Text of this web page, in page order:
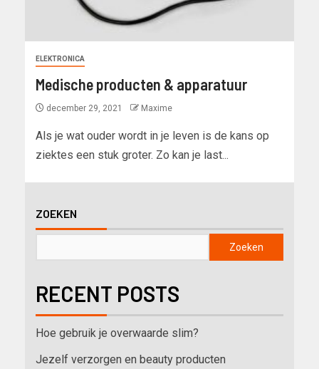
ELEKTRONICA
Medische producten & apparatuur
december 29, 2021 Maxime
Als je wat ouder wordt in je leven is de kans op
ziektes een stuk groter. Zo kan je last...
ZOEKEN
Zoeken
RECENT POSTS
Hoe gebruik je overwaarde slim?
Jezelf verzorgen en beauty producten